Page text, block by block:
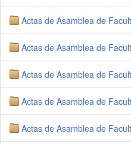
Actas de Asamblea de
Actas de Asamblea de
Actas de Asamblea de
Actas de Asamblea de
Actas de Asamblea de